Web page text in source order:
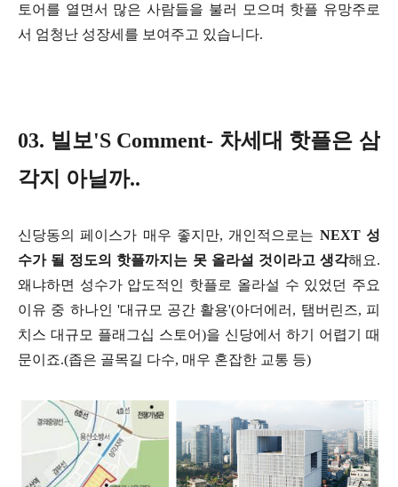
토어를 열면서 많은 사람들을 불러 모으며 핫플 유망주로
서 엄청난 성장세를 보여주고 있습니다.
03. 빌보'S Comment- 차세대 핫플은 삼
각지 아닐까..
신당동의 페이스가 매우 좋지만, 개인적으로는 NEXT 성
수가 될 정도의 핫플까지는 못 올라설 것이라고 생각해요.
왜냐하면 성수가 압도적인 핫플로 올라설 수 있었던 주요
이유 중 하나인 '대규모 공간 활용'(아더에러, 탬버린즈, 피
치스 대규모 플래그십 스토어)을 신당에서 하기 어렵기 때
문이죠.(좁은 골목길 다수, 매우 혼잡한 교통 등)